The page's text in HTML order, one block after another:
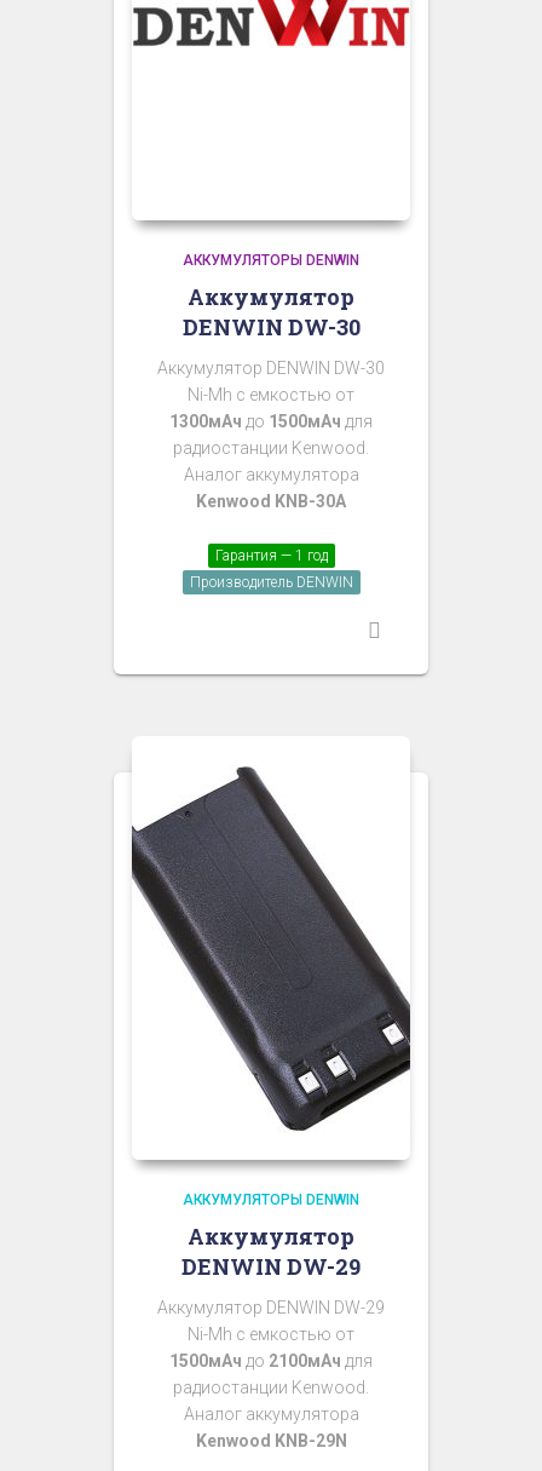
АККУМУЛЯТОРЫ DENWIN
Аккумулятор
DENWIN DW-30
Аккумулятор DENWIN DW-30
Ni-Mh с емкостью от
1300мАч до 1500мАч для
радиостанции Kenwood.
Аналог аккумулятора
Kenwood KNB-30A
Гарантия — 1 год
Производитель DENWIN
АККУМУЛЯТОРЫ DENWIN
Аккумулятор
DENWIN DW-29
Аккумулятор DENWIN DW-29
Ni-Mh с емкостью от
1500мАч до 2100мАч для
радиостанции Kenwood.
Аналог аккумулятора
Kenwood KNB-29N